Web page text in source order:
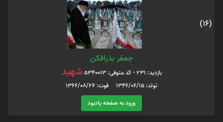
(16)
جعفر بذرافکن
بازدید: 231 - کد متوفی: 5340013 شهید
تولد: 1346/06/15 فوت: 1366/08/26
ورود به صفحه یادبود